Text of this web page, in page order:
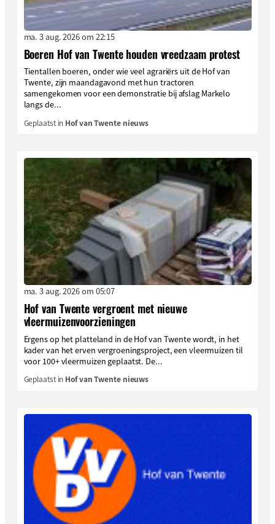
ma. 3 aug. 2026 om 22:15
Boeren Hof van Twente houden vreedzaam protest
Tientallen boeren, onder wie veel agrariërs uit de Hof van
Twente, zijn maandagavond met hun tractoren
samengekomen voor een demonstratie bij afslag Markelo
langs de...
Geplaatst in Hof van Twente nieuws
ma. 3 aug. 2026 om 05:07
Hof van Twente vergroent met nieuwe
vleermuizenvoorzieningen
Ergens op het platteland in de Hof van Twente wordt, in het
kader van het erven vergroeningsproject, een vleermuizen til
voor 100+ vleermuizen geplaatst. De...
Geplaatst in Hof van Twente nieuws